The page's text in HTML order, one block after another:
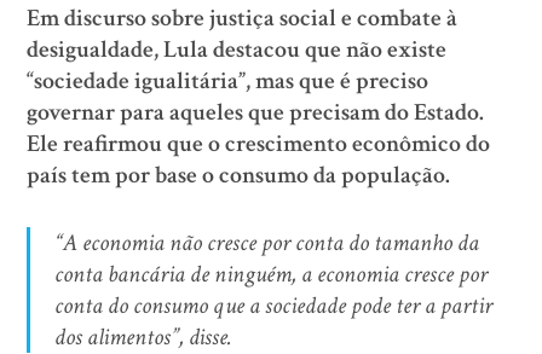
Em discurso sobre justiça social e combate à
desigualdade, Lula destacou que não existe
“sociedade igualitária”, mas que é preciso
governar para aqueles que precisam do Estado.
Ele reafirmou que o crescimento econômico do
país tem por base o consumo da população.
“A economia não cresce por conta do tamanho da
conta bancária de ninguém, a economia cresce por
conta do consumo que a sociedade pode ter a partir
dos alimentos”, disse.